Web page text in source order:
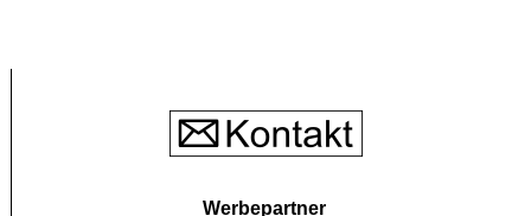
Werbepartner